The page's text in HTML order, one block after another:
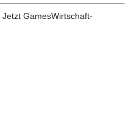
Jetzt GamesWirtschaft-